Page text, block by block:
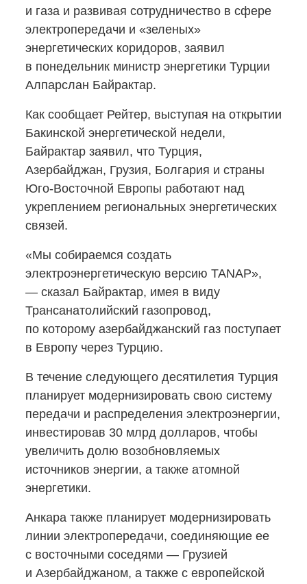
и газа и развивая сотрудничество в сфере
электропередачи и «зеленых»
энергетических коридоров, заявил
в понедельник министр энергетики Турции
Алпарслан Байрактар.
Как сообщает Рейтер, выступая на открытии
Бакинской энергетической недели,
Байрактар заявил, что Турция,
Азербайджан, Грузия, Болгария и страны
Юго-Восточной Европы работают над
укреплением региональных энергетических
связей.
«Мы собираемся создать
электроэнергетическую версию TANAP»,
— сказал Байрактар, имея в виду
Трансанатолийский газопровод,
по которому азербайджанский газ поступает
в Европу через Турцию.
В течение следующего десятилетия Турция
планирует модернизировать свою систему
передачи и распределения электроэнергии,
инвестировав 30 млрд долларов, чтобы
увеличить долю возобновляемых
источников энергии, а также атомной
энергетики.
Анкара также планирует модернизировать
линии электропередачи, соединяющие ее
с восточными соседями — Грузией
и Азербайджаном, а также с европейской